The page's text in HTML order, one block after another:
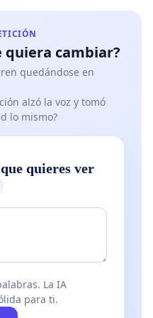
así el ruido de los
) al pasar por
de cambiar la ruta a
casi no se cabe si te
suba y baje para
las calles y aceras
nuestras calles ya que
las casas
quiera cambiar?
quedándose en
alzó la voz y tomó
lo mismo?
quieres ver
La IA
para ti.